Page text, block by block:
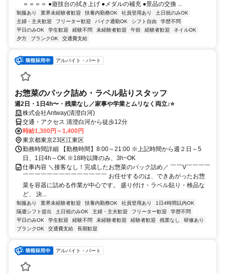
＝＝＝＝ ●遊技台の拭き上げ ●メダルの補充 ●景品の交換 ...
制服あり 業界未経験者歓迎 扶養内勤務OK 社員登用あり
土日祝のみOK
主婦・主夫歓迎
フリーター歓迎 バイク通勤OK シフト自由
学歴不問
平日のみOK
学生歓迎 経験不問 未経験者歓迎 午前 経験者歓迎
ネイルOK
夕方
ブランクOK 交通費支給
アルバイト・パート
お惣菜のパック詰め・ラベル貼りスタッフ
週2日・1日4h〜・残業なし／家事や学業とムリなく両立♪⭐
株式会社Antway(清澄白河)
交通・アクセス 清澄白河から徒歩12分
時給1,300円～1,400円
東京都東京23区江東区
勤務時間詳細 【勤務時間】8:00～21:00 ※上記時間から週２日～5
日、1日4h～OK ※18時以降のみ、3h~OK
仕事内容 ＼接客なし！完成したお惣菜のパック詰め／ ￣￣V￣￣￣￣
￣￣￣￣￣￣￣￣￣￣￣￣￣￣ お任せするのは、できあがったお惣
菜を容器に詰める作業が中心です。 盛り付け・ラベル貼り・検品な
ど、 決...
制服あり 業界未経験者歓迎 扶養内勤務OK 社員登用あり
1日4時間以内OK
隔週シフト提出
土日祝のみOK 主婦・主夫歓迎 フリーター歓迎
学歴不問
平日のみOK
学生歓迎 経験不問 未経験者歓迎 経験者歓迎 残業なし
研修あり
ブランクOK
交通費支給 長期歓迎
アルバイト・パート